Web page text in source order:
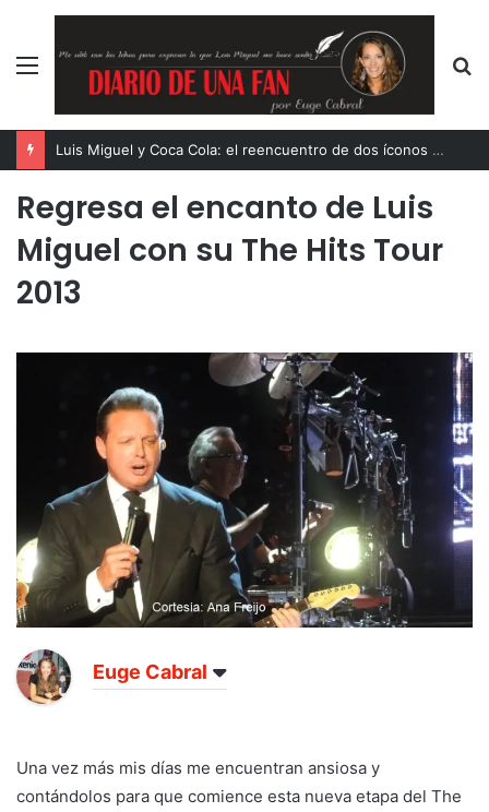
Menú
Luis Miguel y Coca Cola: el reencuentro de dos íconos eternos
Regresa el encanto de Luis
Miguel con su The Hits Tour
2013
Euge Cabral
Una vez más mis días me encuentran ansiosa y
contándolos para que comience esta nueva etapa del The